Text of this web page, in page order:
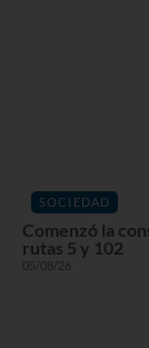
SOCIEDAD
Comenzó la
rutas 5 y 102
05/08/26